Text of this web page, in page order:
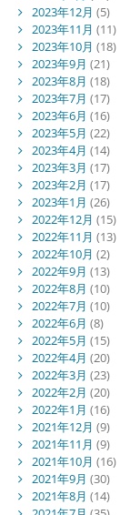
2023年12月 (5)
2023年11月 (11)
2023年10月 (18)
2023年9月 (21)
2023年8月 (18)
2023年7月 (17)
2023年6月 (16)
2023年5月 (22)
2023年4月 (14)
2023年3月 (17)
2023年2月 (17)
2023年1月 (26)
2022年12月 (15)
2022年11月 (13)
2022年10月 (2)
2022年9月 (13)
2022年8月 (10)
2022年7月 (10)
2022年6月 (8)
2022年5月 (15)
2022年4月 (20)
2022年3月 (23)
2022年2月 (20)
2022年1月 (16)
2021年12月 (9)
2021年11月 (9)
2021年10月 (16)
2021年9月 (30)
2021年8月 (14)